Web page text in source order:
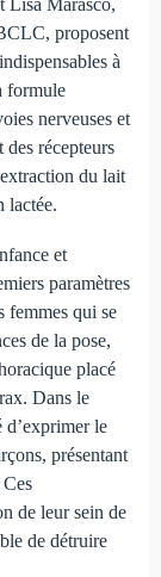
proposent
à
formule
nerveuses et
des récepteurs
du lait
lactée.
et
paramètres
femmes qui se
de la pose,
placé
Dans le
d’exprimer le
présentant
de leur sein de
de détruire